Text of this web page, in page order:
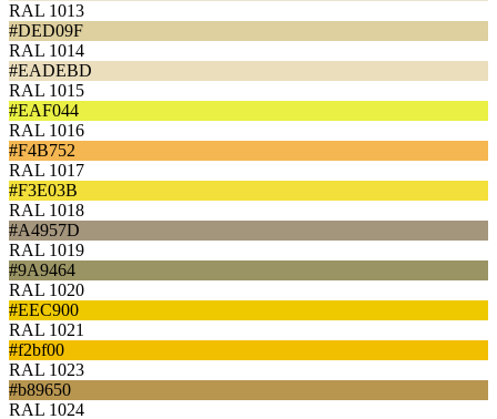
RAL 1013
#DED09F
RAL 1014
#EADEBD
RAL 1015
#EAF044
RAL 1016
#F4B752
RAL 1017
#F3E03B
RAL 1018
#A4957D
RAL 1019
#9A9464
RAL 1020
#EEC900
RAL 1021
#f2bf00
RAL 1023
#b89650
RAL 1024